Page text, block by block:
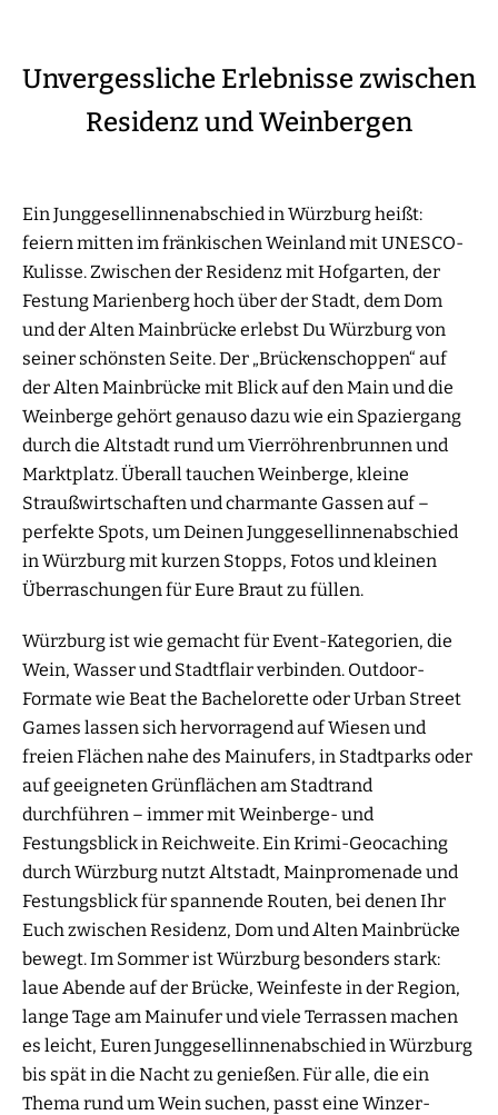
Unvergessliche Erlebnisse zwischen
Residenz und Weinbergen
Ein Junggesellinnenabschied in Würzburg heißt:
feiern mitten im fränkischen Weinland mit UNESCO-
Kulisse. Zwischen der Residenz mit Hofgarten, der
Festung Marienberg hoch über der Stadt, dem Dom
und der Alten Mainbrücke erlebst Du Würzburg von
seiner schönsten Seite. Der „Brückenschoppen“ auf
der Alten Mainbrücke mit Blick auf den Main und die
Weinberge gehört genauso dazu wie ein Spaziergang
durch die Altstadt rund um Vierröhrenbrunnen und
Marktplatz. Überall tauchen Weinberge, kleine
Straußwirtschaften und charmante Gassen auf –
perfekte Spots, um Deinen Junggesellinnenabschied
in Würzburg mit kurzen Stopps, Fotos und kleinen
Überraschungen für Eure Braut zu füllen.
Würzburg ist wie gemacht für Event-Kategorien, die
Wein, Wasser und Stadtflair verbinden. Outdoor-
Formate wie Beat the Bachelorette oder Urban Street
Games lassen sich hervorragend auf Wiesen und
freien Flächen nahe des Mainufers, in Stadtparks oder
auf geeigneten Grünflächen am Stadtrand
durchführen – immer mit Weinberge- und
Festungsblick in Reichweite. Ein Krimi-Geocaching
durch Würzburg nutzt Altstadt, Mainpromenade und
Festungsblick für spannende Routen, bei denen Ihr
Euch zwischen Residenz, Dom und Alten Mainbrücke
bewegt. Im Sommer ist Würzburg besonders stark:
laue Abende auf der Brücke, Weinfeste in der Region,
lange Tage am Mainufer und viele Terrassen machen
es leicht, Euren Junggesellinnenabschied in Würzburg
bis spät in die Nacht zu genießen. Für alle, die ein
Thema rund um Wein suchen, passt eine Winzer-